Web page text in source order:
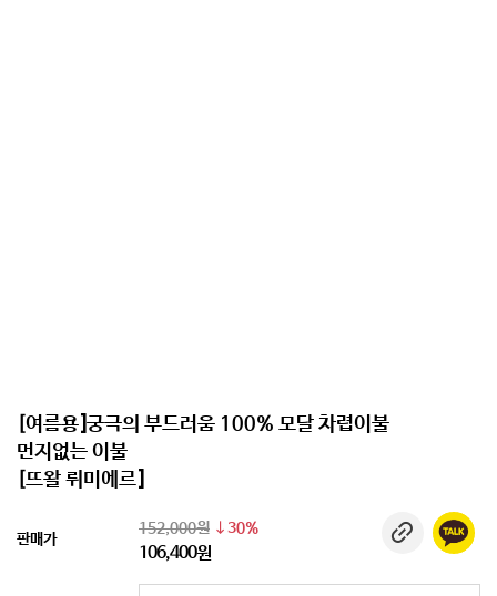
[여름용]궁극의 부드러움 100% 모달 차렵이불
먼지없는 이불
[뜨왈 뤼미에르]
판매가
152,000원 30%
106,400원